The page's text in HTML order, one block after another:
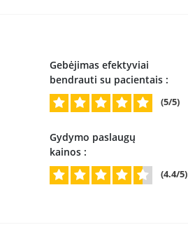
Gebėjimas efektyviai
bendrauti su pacientais :
(5/5)
Gydymo paslaugų
kainos :
(4.4/5)